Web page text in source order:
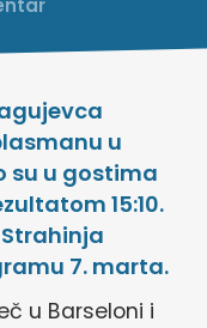
u
su u gostima
15:10.
7. marta.
u Barseloni i